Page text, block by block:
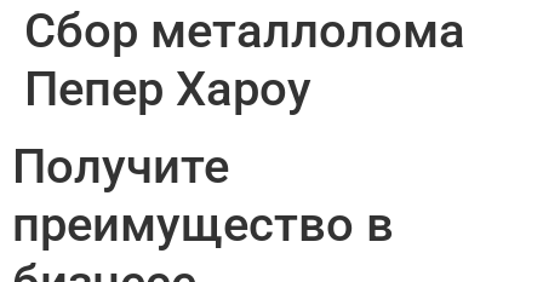
Сбор металлолома
Пепер Хароу
Получите
преимущество в